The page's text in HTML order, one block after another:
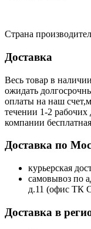
Страна
Доставка
Весь товар в
ожидать
оплаты на наш
течении 1-2 рабочих
компании
Доставка по
курьерская
самовывоз по
д.11 (офис ТК
Доставка в